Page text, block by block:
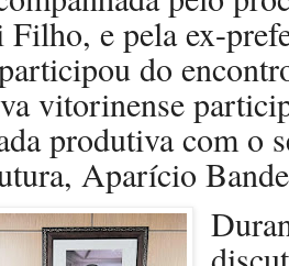
Filho, e pela ex-
do
vitorinense
produtiva com o
Aparício